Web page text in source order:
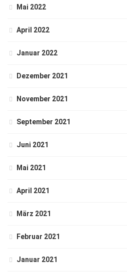
Mai 2022
April 2022
Januar 2022
Dezember 2021
November 2021
September 2021
Juni 2021
Mai 2021
April 2021
März 2021
Februar 2021
Januar 2021